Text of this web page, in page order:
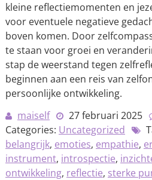
kleine reflectiemomenten en
voor eventuele negatieve
boven komen. Door
te staan voor groei en
stap de weerstand tegen
beginnen aan een reis van
persoonlijke ontwikkeling.
maiself
27 februari 2025
Categories: Uncategorized
belangrijk, emoties, empathie,
instrument, introspectie,
ontwikkeling, reflectie, sterke